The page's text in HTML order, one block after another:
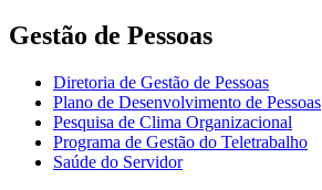
Gestão de Pessoas
Diretoria de Gestão de Pessoas
Plano de Desenvolvimento de Pessoas
Pesquisa de Clima Organizacional
Programa de Gestão do Teletrabalho
Saúde do Servidor